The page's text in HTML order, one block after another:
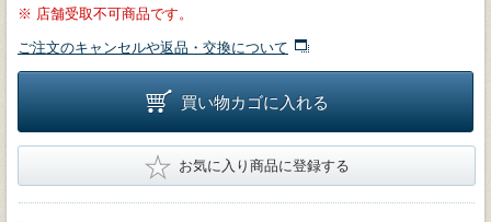
※ 店舗受取不可商品です。
ご注文のキャンセルや返品・交換について
買い物カゴに入れる
★ お気に入り商品に登録する